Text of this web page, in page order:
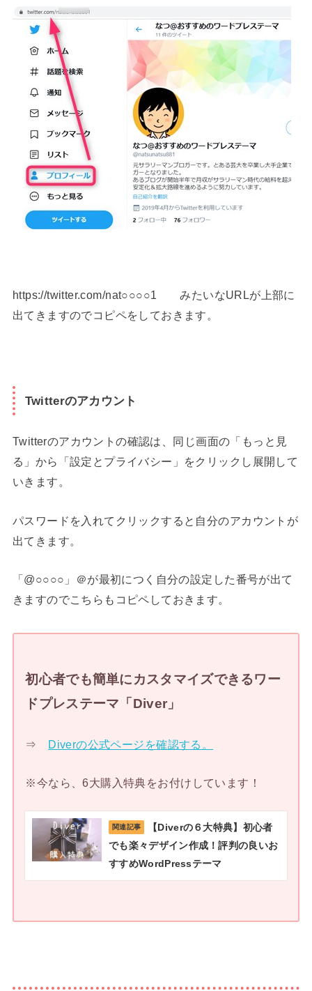
https://twitter.com/nat○○○○1 みたいなURLが上部に
出てきますのでコピペをしておきます。
Twitterのアカウント
Twitterのアカウントの確認は、同じ画面の「もっと見
る」から「設定とプライバシー」をクリックし展開して
いきます。
パスワードを入れてクリックすると自分のアカウントが
出てきます。
「@○○○○」＠が最初につく自分の設定した番号が出て
きますのでこちらもコピペしておきます。
初心者でも簡単にカスタマイズできるワー
ドプレステーマ「Diver」
⇒ Diverの公式ページを確認する。
※今なら、6大購入特典をお付けしています！
関連記事
【Diverの６大特典】初心者
でも楽々デザイン作成！評判の良いお
すすめWordPressテーマ